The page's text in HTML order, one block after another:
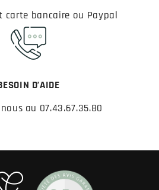
carte bancaire ou Paypal
D’AIDE
au 07.43.67.35.80